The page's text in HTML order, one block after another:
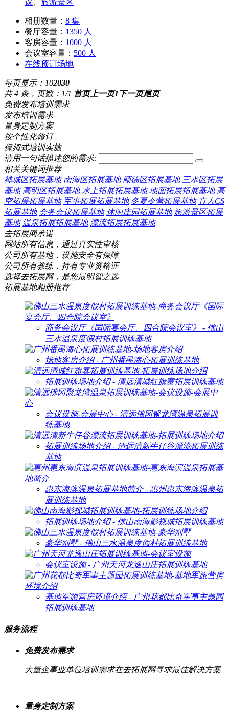
相册数量： 8 集
餐厅容量： 1350 人
客房容量： 1000 人
会议室容量： 500 人
在线预订场地
每页显示： 102030
共 4 条，页数：1/1 首页上一页1 下一页尾页
免费发布培训需求
发布培训需求
量身定制方案
按个性化修订
保姆式培训实施
请用一句话描述您的需求:
相关关键词推荐
禅城区拓展基地 南海区拓展基地 顺德区拓展基地 三水区拓展
基地 高明区拓展基地 水上拓展拓展基地 地面拓展拓展基地 高
空拓展拓展基地 军事拓展拓展基地 冬夏令营拓展基地 真人CS
拓展基地 会务会议拓展基地 休闲庄园拓展基地 旅游景区拓展
基地 温泉拓展拓展基地 漂流拓展拓展基地
去拓展网承诺
网站所有信息，通过真实性审核
公司所有基地，设施安全有保障
公司所有教练，持有专业资格证
选择去拓展网，是您最明智之选
拓展基地相册推荐
商务会议厅《国际宴会厅、四合院会议室》 - 佛山
三水温泉度假村拓展训练基地
场地客房介绍 - 广州番禺海心拓展训练基地
拓展训练场地介绍 - 清远清城红旗寨拓展训练基地
会议设施-会展中心 - 清远佛冈聚龙湾温泉拓展训
练基地
拓展训练场地介绍 - 清远清新牛仔谷漂流拓展训练
基地
惠东海滨温泉拓展基地简介 - 惠州惠东海滨温泉拓
展训练基地
拓展训练场地介绍 - 佛山南海影视城拓展训练基地
豪华别墅 - 佛山三水温泉度假村拓展训练基地
会议室设施 - 广州天河龙逸山庄拓展训练基地
基地军旅营房环境介绍 - 广州花都比奇军事主题园
拓展训练基地
服务流程
免费发布需求
大量企事业单位培训需求在去拓展网寻求最佳解决方案
量身定制方案